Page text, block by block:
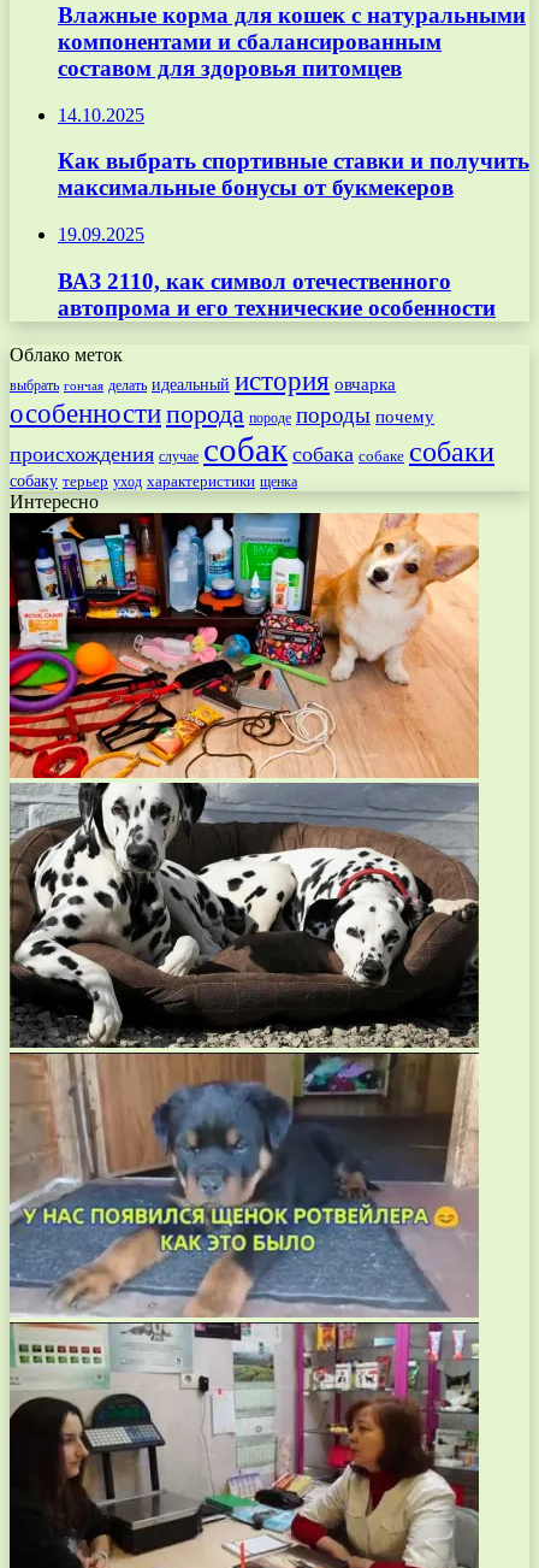
Влажные корма для кошек с натуральными
компонентами и сбалансированным
составом для здоровья питомцев
14.10.2025
Как выбрать спортивные ставки и получить
максимальные бонусы от букмекеров
19.09.2025
ВАЗ 2110, как символ отечественного
автопрома и его технические особенности
Облако меток
выбрать гончая делать идеальный история овчарка
особенностипорода породе породы почему
происхождения случае собак собака собаке собаки
собаку терьер уход характеристики щенка
Интересно